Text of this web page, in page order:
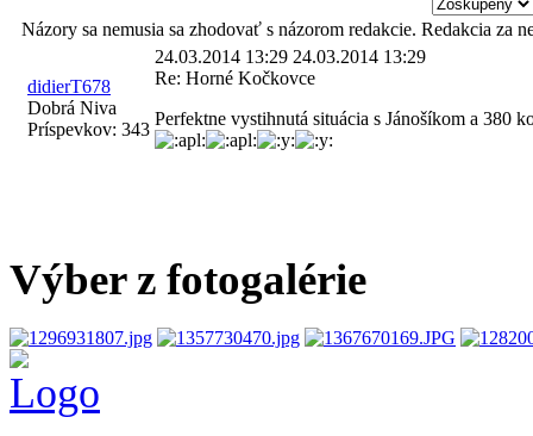
Názory sa nemusia sa zhodovať s názorom redakcie. Redakcia za
didierT678
Dobrá Niva
Príspevkov: 343
24.03.2014 13:29 24.03.2014 13:29
Re: Horné Kočkovce
Perfektne vystihnutá situácia s Jánošíkom a 380
Výber z fotogalérie